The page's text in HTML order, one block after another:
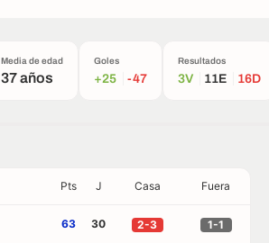
Media de edad
37 años
Goles
+25 -47
Resultados
3V 11E 16D
Pts J Casa Fuera
63 30 2-3 1-1